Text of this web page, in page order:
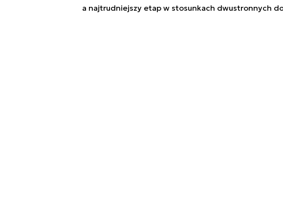
a najtrudniejszy etap w stosunkach dwustronnych